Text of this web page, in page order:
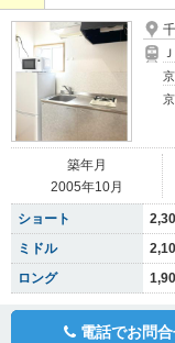
築年月
2005年10月
ショート
ミドル
ロング
電話でお問